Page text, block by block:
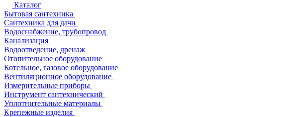
Каталог
Бытовая сантехника
Сантехника для дачи
Водоснабжение, трубопровод
Канализация
Водоотведение, дренаж
Отопительное оборудование
Котельное, газовое оборудование
Вентиляционное оборудование
Измерительные приборы
Инструмент сантехнический
Уплотнительные материалы
Крепежные изделия